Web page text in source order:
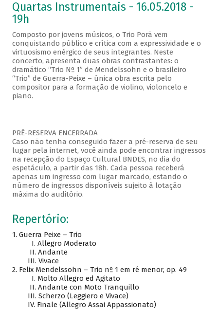
Quartas Instrumentais - 16.05.2018 -
19h
Composto por jovens músicos, o Trio Porã vem
conquistando público e crítica com a expressividade e o
virtuosismo enérgico de seus integrantes. Neste
concerto, apresenta duas obras contrastantes: o
dramático “Trio Nº 1” de Mendelssohn e o brasileiro
“Trio” de Guerra-Peixe – única obra escrita pelo
compositor para a formação de violino, violoncelo e
piano.
PRÉ-RESERVA ENCERRADA
Caso não tenha conseguido fazer a pré-reserva de seu
lugar pela internet, você ainda pode encontrar ingressos
na recepção do Espaço Cultural BNDES, no dia do
espetáculo, a partir das 18h. Cada pessoa receberá
apenas um ingresso com lugar marcado, estando o
número de ingressos disponíveis sujeito à lotação
máxima do auditório.
Repertório:
1. Guerra Peixe – Trio
I. Allegro Moderato
II. Andante
III. Vivace
2. Felix Mendelssohn – Trio nº 1 em ré menor, op. 49
I. Molto Allegro ed Agitato
II. Andante con Moto Tranquillo
III. Scherzo (Leggiero e Vivace)
IV. Finale (Allegro Assai Appassionato)